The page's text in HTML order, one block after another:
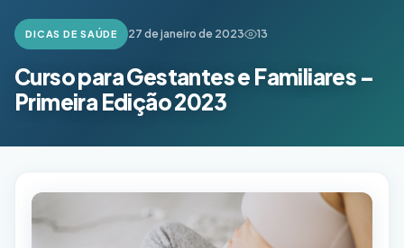
DICAS DE SAÚDE 27 de janeiro de 2023 13
Curso para Gestantes e Familiares –
Primeira Edição 2023